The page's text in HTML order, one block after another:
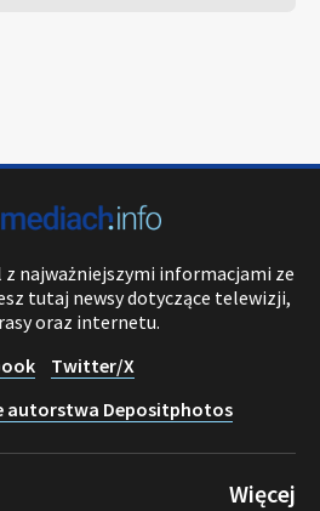
najważniejszymi informacjami ze
tutaj newsy dotyczące telewizji,
oraz internetu.
Twitter/X
autorstwa Depositphotos
Więcej